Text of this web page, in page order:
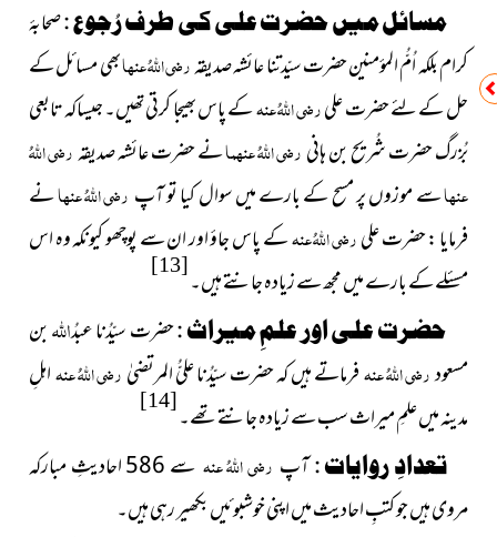
مسائل میں حضرت علی کی طرف رُجوع :صحابۂ
کرام بلکہ اُمُّ المؤمنین حضرت سیّدتنا عائشہ صدیقہرضی اللہُ عنہابھی مسائل کے
حل کے لئے حضرت علیرضی اللہُ عنہکے پاس بھیجا کرتی تھیں۔ جیساکہ تابعی
بُزرگ حضرت شُریح بن ہانیرضی اللہُ عنہمانے حضرت عائشہ صدیقہرضی اللہُ
عنہاسے موزوں پر مسح کے بارے میں سوال کیا تو آپ رضی اللہُ عنہانے
فرمایا : حضرت علیرضی اللہُ عنہکے پاس جاؤ اور ان سے پوچھو کیونکہ وہ اس
مسئلے کے بارے میں مجھ سے زیادہ جانتے ہیں۔[13]
حضرت علی اور علمِ میراث :حضرت سیّدُنا عبدُاللہبن
مسعودرضی اللہُ عنہفرماتے ہیں کہ حضرت سیّدُنا علیُّ المرتضیٰرضی اللہُ عنہاہلِ
مدینہ میں علمِ میراث سب سے زیادہ جانتے تھے۔[14]
تعدادِ روایات :آپ رضی اللہُ عنہ سے
586 احادیثِ مبارکہ
مروی ہیں جو کتبِ احادیث میں اپنی خوشبوئیں بکھیر رہی ہیں۔